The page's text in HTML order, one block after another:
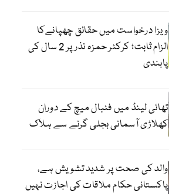
ویزا درخواست میں حقائق چھپانےکا
الزام ثابت؛ کرکٹر حمزہ نذر پر 2 سال کی
پابندی
تھائی لینڈ میں فٹبال میچ کے دوران
کھلاڑی آسمانی بجلی گرنے سے ہلاک
والد کی صحت پر شدید تشویش ہے،
پاکستانی حکام ملاقات کی اجازت نہیں